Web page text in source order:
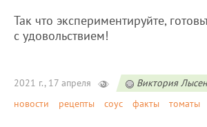
Так что экспериментируйте,
с удовольствием!
2021 г., 17 апреля
Виктория
новости
рецепты соус факты томаты